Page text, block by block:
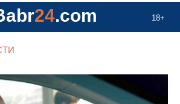
18+
24.com